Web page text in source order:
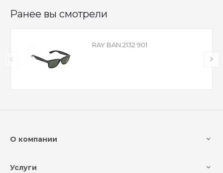
Ранее вы смотрели
RAY BAN 2132 901
О компании
Услуги